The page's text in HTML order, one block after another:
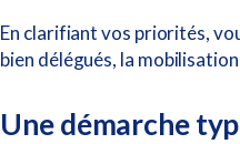
En clarifiant vos priorités,
bien délégués, la
Une démarche